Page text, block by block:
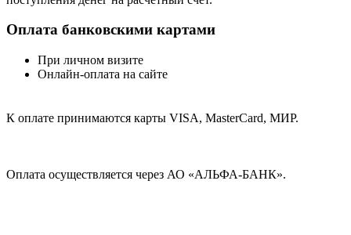
Оплата банковскими картами
При личном визите
Онлайн-оплата на сайте
К оплате принимаются карты VISA, MasterCard, МИР.
Оплата осуществляется через АО «АЛЬФА-БАНК».